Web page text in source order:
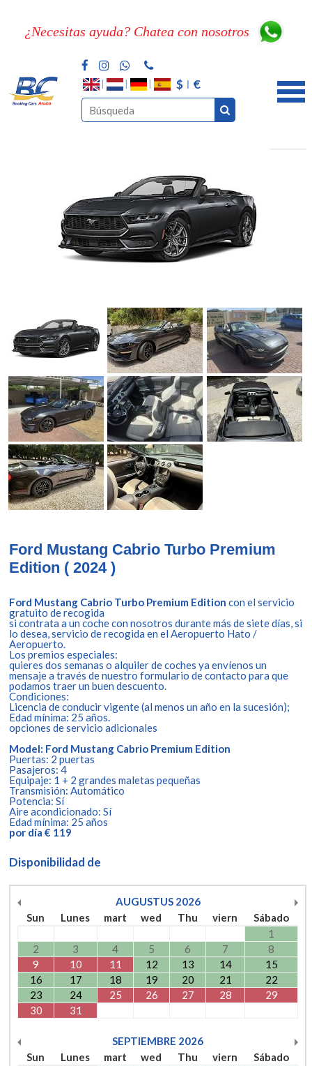
¿Necesitas ayuda? Chatea con nosotros
$ €
Ford Mustang Cabrio Turbo Premium
Edition ( 2024 )
Ford Mustang Cabrio Turbo Premium Edition con el servicio
gratuito de recogida
si contrata a un coche con nosotros durante más de siete días, si
lo desea, servicio de recogida en el Aeropuerto Hato /
Aeropuerto.
Los premios especiales:
quieres dos semanas o alquiler de coches ya envíenos un
mensaje a través de nuestro formulario de contacto para que
podamos traer un buen descuento.
Condiciones:
Licencia de conducir vigente (al menos un año en la sucesión);
Edad mínima: 25 años.
opciones de servicio adicionales
Model: Ford Mustang Cabrio Premium Edition
Puertas: 2 puertas
Pasajeros: 4
Equipaje: 1 + 2 grandes maletas pequeñas
Transmisión: Automático
Potencia: Sí
Aire acondicionado: Sí
Edad mínima: 25 años
por día € 119
Disponibilidad de
AUGUSTUS 2026
Sun
Lunes mart wed Thu viern
Sábado
1
2
3 4 5 6 7
8
9
10 11 12 13 14
15
16
17 18 19 20 21
22
23
24 25 26 27 28
29
30
31
SEPTIEMBRE 2026
Sun
Lunes mart wed Thu viern
Sábado